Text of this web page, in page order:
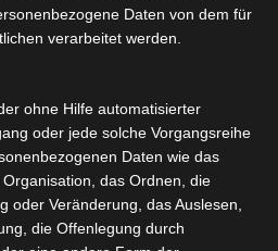
(ASR) – Espérance Sportiv
– Étoile sportive de Métla
oui (ESM)
Daten von dem für
verarbeitet werden.
ohne Hilfe automatisierter
oder jede solche Vorgangsreihe
Daten wie das
das Ordnen, die
oder Veränderung, das Auslesen,
die Offenlegung durch